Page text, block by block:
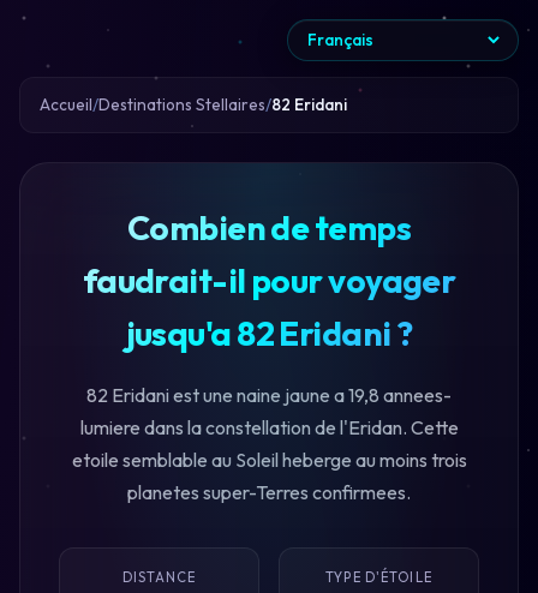
Accueil Destinations Stellaires 82 Eridani
Combien de temps
faudrait-il pour voyager
jusqu'a 82 Eridani ?
82 Eridani est une naine jaune a 19,8 annees-
lumiere dans la constellation de l'Eridan. Cette
etoile semblable au Soleil heberge au moins trois
planetes super-Terres confirmees.
DISTANCE TYPE D'ÉTOILE